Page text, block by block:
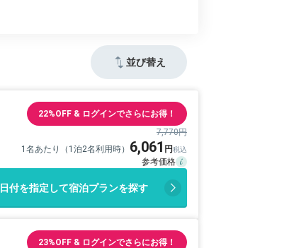
並び替え
22%OFF & ログインでさらにお得！
7,770円
1名あたり（1泊2名利用時） 6,061
日付を指定して宿泊プランを探す
23%OFF & ログインでさらにお得！